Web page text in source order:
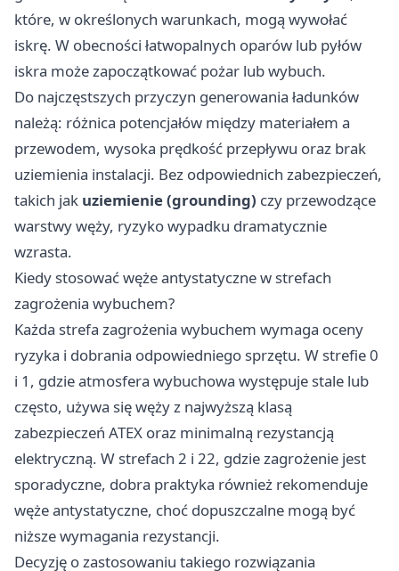
które, w określonych warunkach, mogą wywołać
iskrę. W obecności łatwopalnych oparów lub pyłów
iskra może zapoczątkować pożar lub wybuch.
Do najczęstszych przyczyn generowania ładunków
należą: różnica potencjałów między materiałem a
przewodem, wysoka prędkość przepływu oraz brak
uziemienia instalacji. Bez odpowiednich zabezpieczeń,
takich jak uziemienie (grounding) czy przewodzące
warstwy węży, ryzyko wypadku dramatycznie
wzrasta.
Kiedy stosować węże antystatyczne w strefach
zagrożenia wybuchem?
Każda strefa zagrożenia wybuchem wymaga oceny
ryzyka i dobrania odpowiedniego sprzętu. W strefie 0
i 1, gdzie atmosfera wybuchowa występuje stale lub
często, używa się węży z najwyższą klasą
zabezpieczeń ATEX oraz minimalną rezystancją
elektryczną. W strefach 2 i 22, gdzie zagrożenie jest
sporadyczne, dobra praktyka również rekomenduje
węże antystatyczne, choć dopuszczalne mogą być
niższe wymagania rezystancji.
Decyzję o zastosowaniu takiego rozwiązania